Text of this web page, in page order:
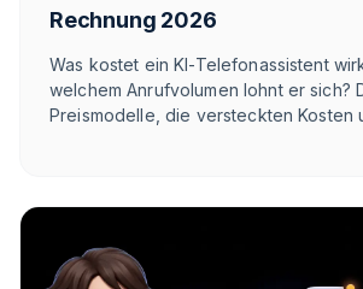
Rechnung 2026
Was kostet ein KI-Telefonassistent
welchem Anrufvolumen lohnt er sich?
Preismodelle, die versteckten Kosten